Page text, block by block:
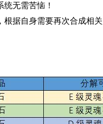
无需苦恼！
据自身需要再次合成相